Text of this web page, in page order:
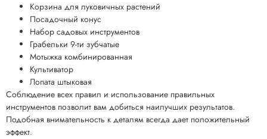
Корзина для луковичных растений
Посадочный конус
Набор садовых инструментов
Грабельки 9-ти зубчатые
Мотыжка комбинированная
Культиватор
Лопата штыковая
Соблюдение всех правил и использование правильных
инструментов позволит вам добиться наилучших результатов.
Подобная внимательность к деталям всегда дает положительный
эффект.